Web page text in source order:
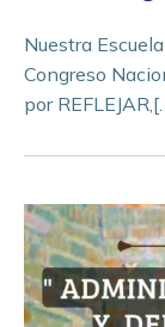
Nuestra
Congreso
por